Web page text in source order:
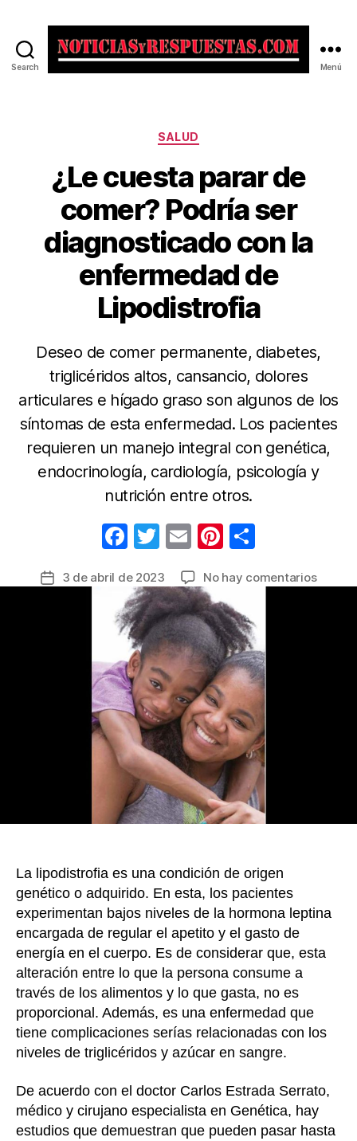
Search Menú
Categorías
SALUD
¿Le cuesta parar de
comer? Podría ser
diagnosticado con la
enfermedad de
Lipodistrofia
Deseo de comer permanente, diabetes,
triglicéridos altos, cansancio, dolores
articulares e hígado graso son algunos de los
síntomas de esta enfermedad. Los pacientes
requieren un manejo integral con genética,
endocrinología, cardiología, psicología y
nutrición entre otros.
F
c
e
b
o
o
k
T
itt
er
E
ail
Pi
er
e
st
m
ar
tir
Fecha3 de abril de 2023 No hay comentariosen
La lipodistrofia es una condición de origen
genético o adquirido. En esta, los pacientes
experimentan bajos niveles de la hormona leptina
encargada de regular el apetito y el gasto de
energía en el cuerpo. Es de considerar que, esta
alteración entre lo que la persona consume a
través de los alimentos y lo que gasta, no es
proporcional. Además, es una enfermedad que
tiene complicaciones serías relacionadas con los
niveles de triglicéridos y azúcar en sangre.
De acuerdo con el doctor Carlos Estrada Serrato,
médico y cirujano especialista en Genética, hay
estudios que demuestran que pueden pasar hasta